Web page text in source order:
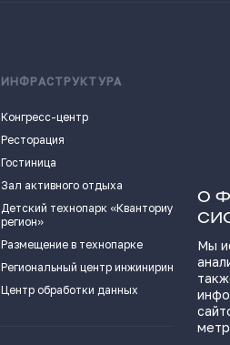
ИНФРАСТРУКТУРА
Конгресс-центр
Ресторация
Гостиница
Зал активного отдыха
Детский технопарк «Кванториум - 63
регион»
Размещение в технопарке
Региональный центр инжиниринга
Центр обработки данных
О
Мы